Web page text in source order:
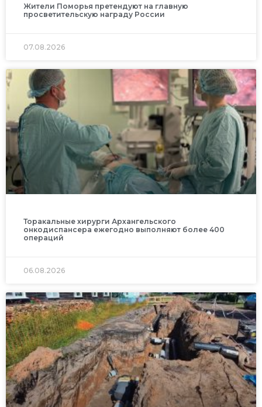
Жители Поморья претендуют на главную
просветительскую награду России
07.08.2026
Торакальные хирурги Архангельского
онкодиспансера ежегодно выполняют более 400
операций
06.08.2026